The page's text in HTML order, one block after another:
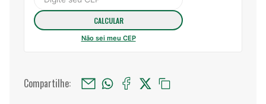
Não sei meu CEP
Compartilhe: